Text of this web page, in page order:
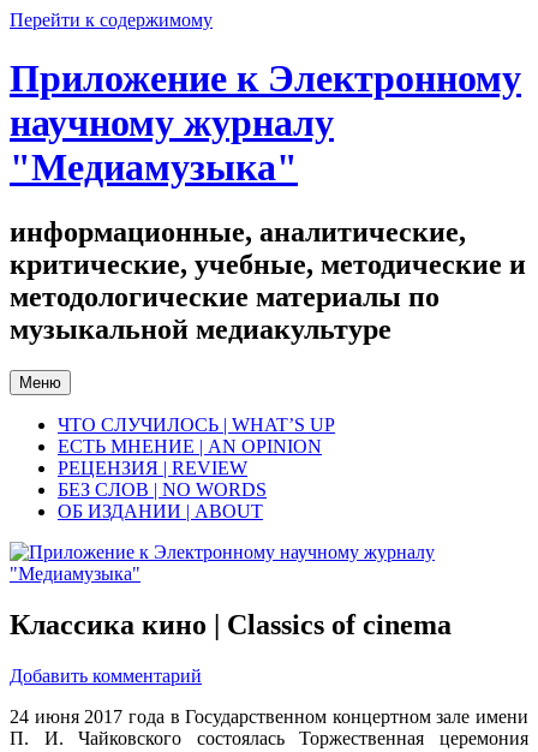
Перейти к содержимому
Приложение к Электронному
научному журналу
"Медиамузыка"
информационные, аналитические,
критические, учебные, методические и
методологические материалы по
музыкальной медиакультуре
Меню
ЧТО СЛУЧИЛОСЬ | WHAT’S UP
ЕСТЬ МНЕНИЕ | AN OPINION
РЕЦЕНЗИЯ | REVIEW
БЕЗ СЛОВ | NO WORDS
ОБ ИЗДАНИИ | ABOUT
Классика кино | Classics of cinema
Добавить комментарий
24 июня 2017 года в Государственном концертном зале имени
П. И. Чайковского состоялась Торжественная церемония